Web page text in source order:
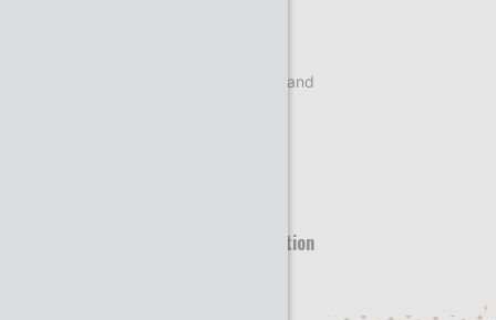
29 Boulevard Romain Rolland
Territoire d’implantation